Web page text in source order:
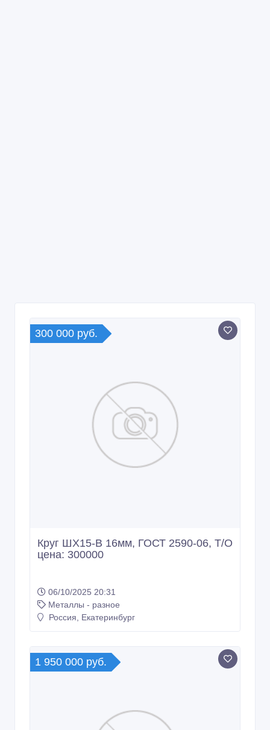
300 000 руб.
Круг ШХ15-В 16мм, ГОСТ 2590-06, Т/О
цена: 300000
06/10/2025 20:31
Металлы - разное
Россия, Екатеринбург
1 950 000 руб.